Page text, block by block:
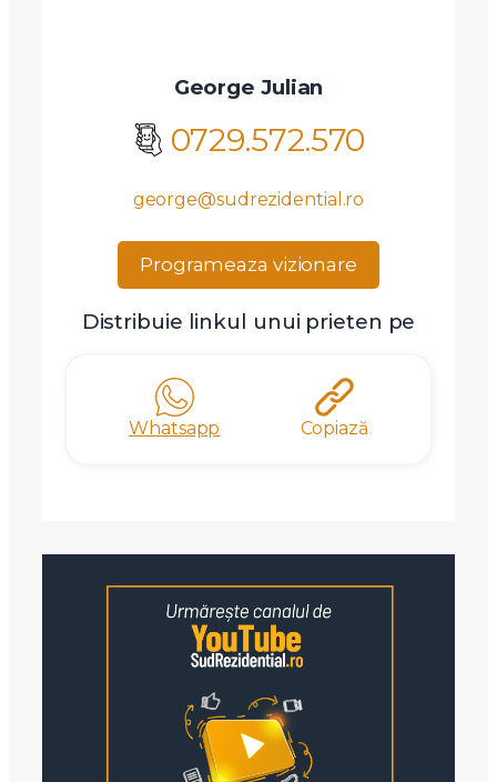
George Julian
0729.572.570
george@sudrezidential.ro
Programeaza vizionare
Distribuie linkul unui prieten pe
Whatsapp Copiază